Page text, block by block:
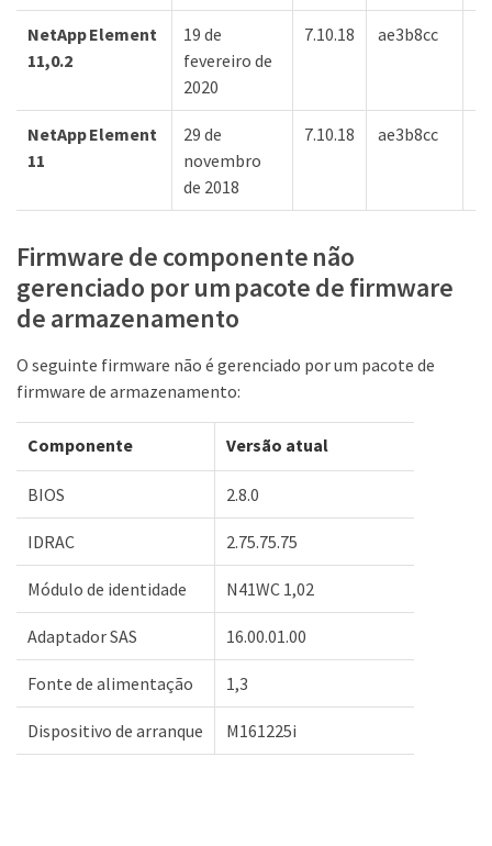
NetApp Element
11,0.2
19 de
fevereiro de
2020
7.10.18 ae3b8cc
NetApp Element
11
29 de
novembro
de 2018
7.10.18 ae3b8cc
Firmware de componente não
gerenciado por um pacote de firmware
de armazenamento
O seguinte firmware não é gerenciado por um pacote de
firmware de armazenamento:
Componente Versão atual
BIOS 2.8.0
IDRAC 2.75.75.75
Módulo de identidade N41WC 1,02
Adaptador SAS 16.00.01.00
Fonte de alimentação 1,3
Dispositivo de arranque M161225i